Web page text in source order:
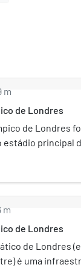
m
de Londres
de Londres
estádio principal
estádio teve
total de
de 56 mil
e depois
uso exclusivo
m
de Londres
de Londres
é uma